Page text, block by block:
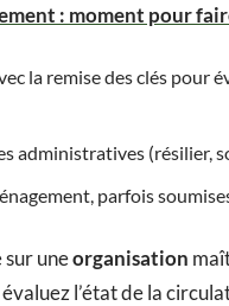
: moment pour
la remise des clés
administratives (résilier,
parfois
sur uneorganisation
l’état de la